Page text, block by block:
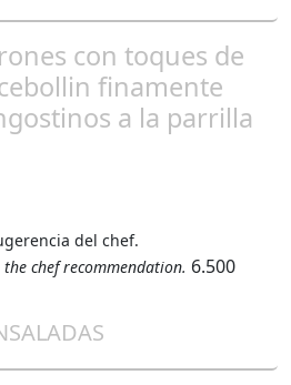
con toques de
finamente
a la parrilla
del chef.
chef recommendation. 6.500